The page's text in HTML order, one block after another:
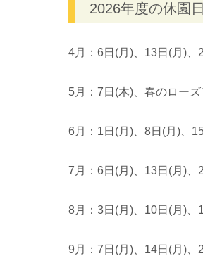
2026年度の休園日
4月：6日(月)、13日(月)、
5月：7日(木)、春のロー
6月：1日(月)、8日(月)、
7月：6日(月)、13日(月)、
8月：3日(月)、10日(月)、
9月：7日(月)、14日(月)、